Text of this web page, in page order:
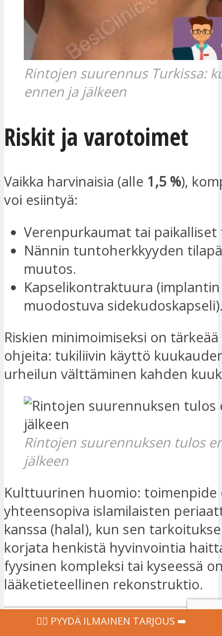
Rintojen suurennus Turkissa:
ennen ja jälkeen
Riskit ja varotoimet
Vaikka harvinaisia (alle 1,5 %),
voi esiintyä:
Verenpurkaumat tai
Nännin tuntoherkkyyden
muutos.
Kapselikontraktuura
muodostuva
Riskien minimoimiseksi on
ohjeita: tukiliivin käyttö
urheilun välttäminen kahden
Rintojen suurennuksen tulos
jälkeen
Kulttuurinen huomio: toimenpide
yhteensopiva islamilaisten
kanssa (halal), kun sen
korjata henkistä hyvinvointia
fyysinen kompleksi tai kyseessä
lääketieteellinen rekonstruktio.
Jos päätöksenteko tuntuu
‍👩‍⚕ PYYDÄ ILMAINEN TARJOUS ➡️